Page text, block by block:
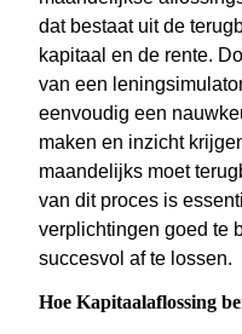
dat bestaat uit de
kapitaal en de rente.
van een
eenvoudig een
maken en inzicht
maandelijks moet
van dit proces is
verplichtingen goed te
succesvol af te lossen.
Hoe Kapitaalaflossing